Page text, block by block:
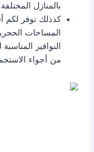
بالمنازل
كذذلك نوفر لكم
المساحات
النوافير
من أجواء